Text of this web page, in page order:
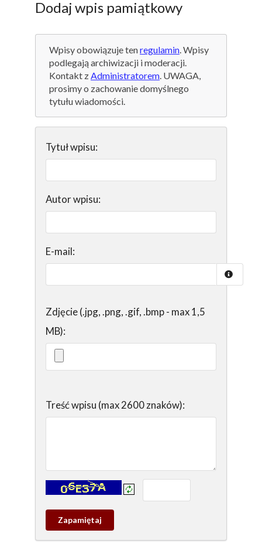
Dodaj wpis pamiątkowy
Wpisy obowiązuje tenregulamin. Wpisy
podlegają archiwizacji i moderacji.
Kontakt zAdministratorem. UWAGA,
prosimy o zachowanie domyślnego
tytułu wiadomości.
Tytuł wpisu:
Autor wpisu:
E-mail:
Zdjęcie (.jpg, .png, .gif, .bmp - max 1,5
MB):
Treść wpisu (max 2600 znaków):
Kontrola - wprowadź tekst z obrazka:
Zapamietaj
wpis